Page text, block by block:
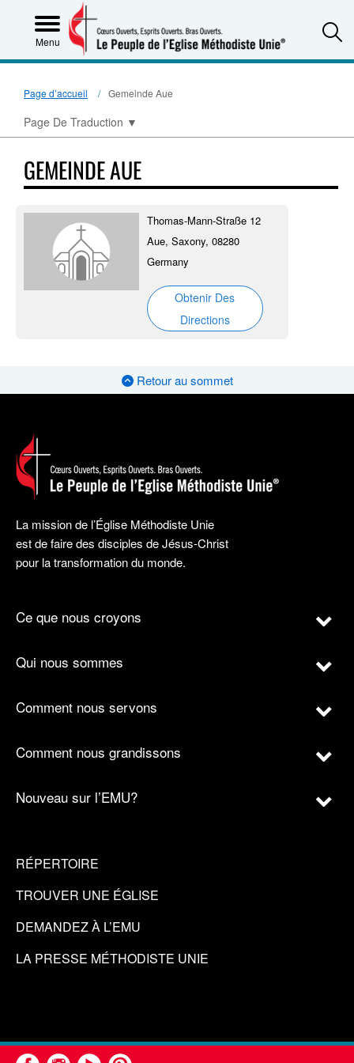
Menu
Page d’accueil Gemeinde Aue
Page De Traduction ▼
GEMEINDE AUE
Thomas-Mann-Straße 12
Aue, Saxony, 08280
Germany
Obtenir Des
Directions
Retour au sommet
La mission de l’Église Méthodiste Unie
est de faire des disciples de Jésus-Christ
pour la transformation du monde.
Ce que nous croyons
Qui nous sommes
Comment nous servons
Comment nous grandissons
Nouveau sur l’EMU?
RÉPERTOIRE
TROUVER UNE ÉGLISE
DEMANDEZ À L’EMU
LA PRESSE MÉTHODISTE UNIE